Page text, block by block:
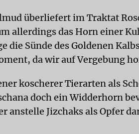
überliefert im Traktat
allerdings das Horn einer
die Sünde des Goldenen
da wir auf Vergebung
koscherer Tierarten als
doch ein Widderhorn
anstelle Jizchaks als Opfer